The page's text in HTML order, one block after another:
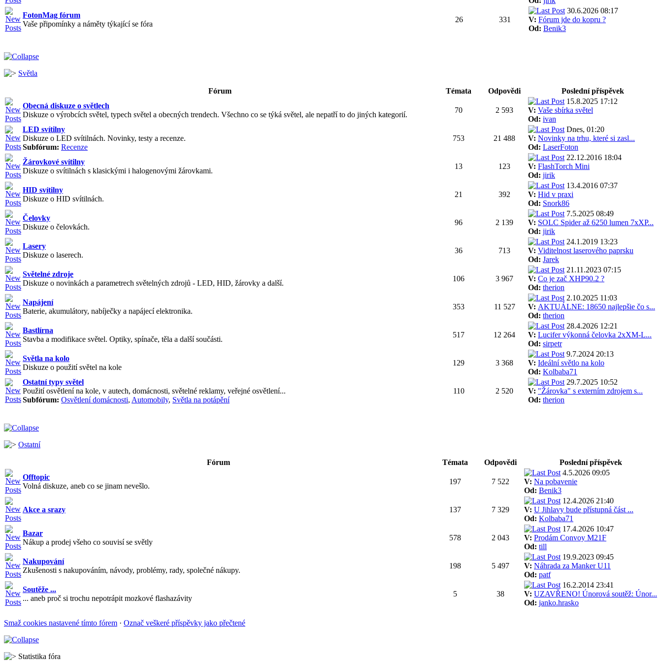
FotonMag fórum
Vaše připomínky a náměty týkající se fóra
26 331
30.6.2026 08:17
V: Fórum jde do kopru ?
Od: Benik3
Světla
Fórum Témata Odpovědi
Poslední příspěvek
Obecná diskuze o světlech
Diskuze o výrobcích světel, typech světel a obecných trendech. Všechno co se týká světel, ale nepatří to do jiných kategorií.
70 2 593
15.8.2025 17:12
V: Vaše sbírka světel
Od: ivan
LED svítilny
Diskuze o LED svítilnách. Novinky, testy a recenze.
Subfórum: Recenze
753 21 488
Dnes, 01:20
V: Novinky na trhu, které si zasl...
Od: LaserFoton
Žárovkové svítilny
Diskuze o svítilnách s klasickými i halogenovými žárovkami.
13 123
22.12.2016 18:04
V: FlashTorch Mini
Od: jirik
HID svítilny
Diskuze o HID svítilnách.
21 392
13.4.2016 07:37
V: Hid v praxi
Od: Snork86
Čelovky
Diskuze o čelovkách.
96 2 139
7.5.2025 08:49
V: SOLC Spider až 6250 lumen 7xXP...
Od: jirik
Lasery
Diskuze o laserech.
36 713
24.1.2019 13:23
V: Viditelnost laserového paprsku
Od: Jarek
Světelné zdroje
Diskuze o novinkách a parametrech světelných zdrojů - LED, HID, žárovky a další.
106 3 967
21.11.2023 07:15
V: Co je zač XHP90.2 ?
Od: therion
Napájení
Baterie, akumulátory, nabíječky a napájecí elektronika.
353 11 527
2.10.2025 11:03
V: AKTUÁLNE: 18650 najlepšie čo s...
Od: therion
Bastlírna
Stavba a modifikace světel. Optiky, spínače, těla a další součásti.
517 12 264
28.4.2026 12:21
V: Lucifer výkonná čelovka 2xXM-L...
Od: sirpetr
Světla na kolo
Diskuze o použití světel na kole
129 3 368
9.7.2024 20:13
V: Ideální světlo na kolo
Od: Kolbaba71
Ostatní typy světel
Použití osvětlení na kole, v autech, domácnosti, světelné reklamy, veřejné osvětlení...
Subfórum: Osvětlení domácnosti, Automobily, Světla na potápění
110 2 520
29.7.2025 10:52
V: "Žárovka" s externím zdrojem s...
Od: therion
Ostatní
Fórum Témata Odpovědi
Poslední příspěvek
Offtopic
Volná diskuze, aneb co se jinam nevešlo.
197 7 522
4.5.2026 09:05
V: Na pobavenie
Od: Benik3
Akce a srazy 137 7 329
12.4.2026 21:40
V: U Jihlavy bude přístupná část ...
Od: Kolbaba71
Bazar
Nákup a prodej všeho co souvisí se světly
578 2 043
17.4.2026 10:47
V: Prodám Convoy M21F
Od: till
Nakupování
Zkušenosti s nakupováním, návody, problémy, rady, společné nákupy.
198 5 497
19.9.2023 09:45
V: Náhrada za Manker U11
Od: patf
Soutěže ...
... aneb proč si trochu nepotrápit mozkové flashazávity
5 38
16.2.2014 23:41
V: UZAVŘENO! Únorová soutěž: Únor...
Od: janko.hrasko
Smaž cookies nastavené tímto fórem · Označ veškeré příspěvky jako přečtené
Statistika fóra